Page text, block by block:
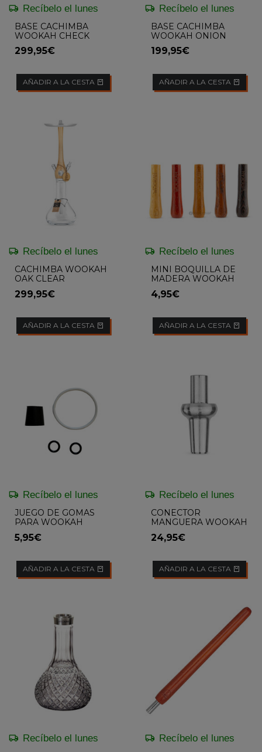
Recíbelo el lunes
BASE CACHIMBA
WOOKAH CHECK
BLACK CLICK SYSTEM
299,95€
AÑADIR A LA CESTA
Recíbelo el lunes
BASE CACHIMBA
WOOKAH ONION
CLICK SYSTEM
MASTERCUT
199,95€
AÑADIR A LA CESTA
Recíbelo el lunes
CACHIMBA WOOKAH
OAK CLEAR
299,95€
AÑADIR A LA CESTA
Recíbelo el lunes
MINI BOQUILLA DE
MADERA WOOKAH
4,95€
AÑADIR A LA CESTA
Recíbelo el lunes
JUEGO DE GOMAS
PARA WOOKAH
5,95€
AÑADIR A LA CESTA
Recíbelo el lunes
CONECTOR
MANGUERA WOOKAH
1.0
24,95€
AÑADIR A LA CESTA
Recíbelo el lunes Recíbelo el lunes